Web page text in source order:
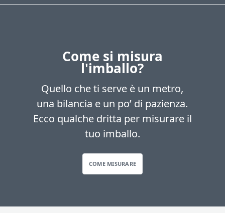
Come si misura
l'imballo?
Quello che ti serve è un metro,
una bilancia e un po’ di pazienza.
Ecco qualche dritta per misurare il
tuo imballo.
COME MISURARE